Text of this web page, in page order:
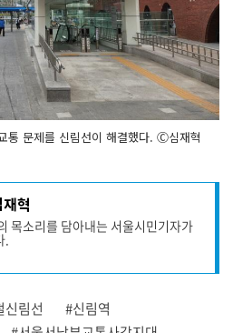
통 문제를 신림선이 해결했다. Ⓒ심재혁
혁
목소리를 담아내는 서울시민기자가
.
신림선
#신림역